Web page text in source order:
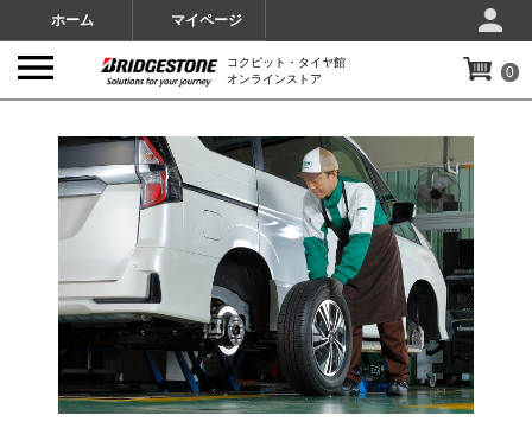
ホーム マイページ
コクピット・タイヤ館
オンラインストア
0